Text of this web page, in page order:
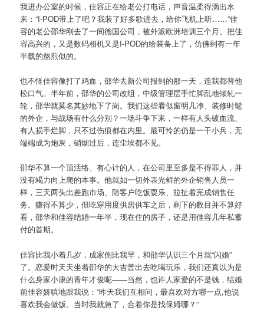
我进办公室的时候，佳容正在给老公打电话，声音温柔得滴出水
来：“I-POD带上了吧？我装了好多歌进去，给你飞机上听……”佳
容的老公邵华刚去了一间德国公司，被外派欧洲培训三个月。把佳
容高兴的，又是数码相机又是I-POD的给装备上了，仿佛到有一年
半载的熬煎似的。
也不怪佳容像打了鸡血，邵华去新公司报到的那一天，连我都替他
松口气。半年前，邵华的公司改组，中级管理层手忙脚乱地倾轧一
轮，邵华就莫名其妙地下了岗。我们这些看似窗明几净、装修时髦
的外企，与战场有什么分别？一场斗争下来，一样有人头破血流、
有人损手烂脚，只不过伤痕都在内里。最可怜的仍是一干小兵，无
端端成为炮灰，硝烟过后，连尘埃都不见。
邵华不算一个顶活络、有心计的人，在公司里至多是不得罪人，并
没有竭力向上爬的本事。他就如一切外表光鲜的外企销售人员一
样，三天两头出差跑市场、陪客户吃饭耍乐、拉扯着完成销售任
务。赚得不算少，但吃穿用度供房供车之后，剩下的数目并不算好
看，邵华和佳容结婚一年半，现在住的房子，还是用佳容几年私蓄
付的首期。
佳容比我小着几岁，成家倒比我早，和邵华认识三个月就“闪婚”
了。恋爱时天天坐着邵华的大吉普出去吃喝玩乐，我们还真以为是
什么身家小康的青年才俊呢——当然，也许人家爱的不是钱，结婚
前佳容娇嗔地跟我说：“昨天我们互相问，最喜欢对方哪一点,他说
喜欢我会做饭。当时我就急了，合着你是找保姆哪？”